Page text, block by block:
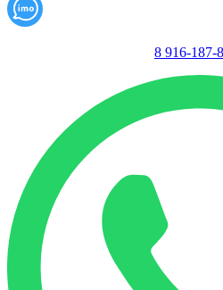
8 916-187-